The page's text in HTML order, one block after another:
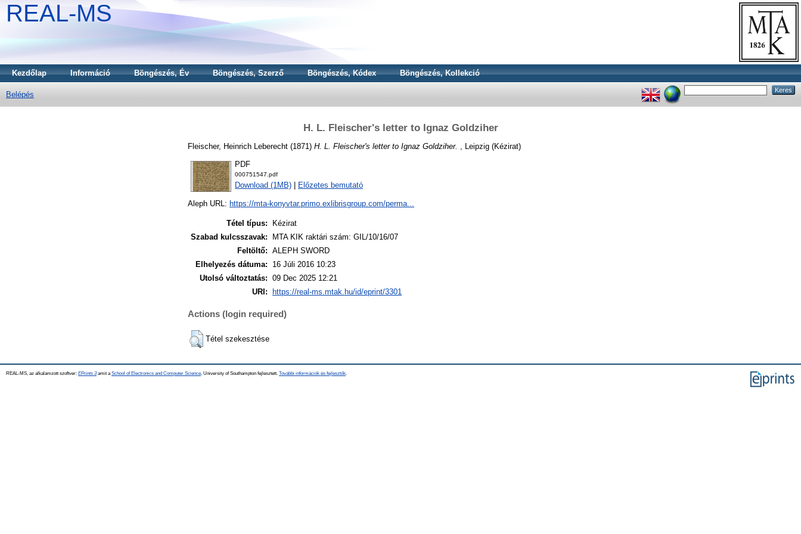
REAL-MS
Kezdőlap Információ Böngészés, Év Böngészés, Szerző Böngészés, Kódex Böngészés, Kollekció
Belépés
H. L. Fleischer's letter to Ignaz Goldziher
Fleischer, Heinrich Leberecht (1871) H. L. Fleischer's letter to Ignaz Goldziher. , Leipzig (Kézirat)
PDF
000751547.pdf
Download (1MB) Előzetes bemutató
Aleph URL: https://mta-konyvtar.primo.exlibrisgroup.com/perma...
Tétel típus:
Kézirat
Szabad kulcsszavak:
MTA KIK raktári szám: GIL/10/16/07
Feltöltő: ALEPH SWORD
Elhelyezés dátuma:
16 Júli 2016 10:23
Utolsó változtatás: 09 Dec 2025 12:21
URI:
https://real-ms.mtak.hu/id/eprint/3301
Actions (login required)
Tétel szekesztése
REAL-MS, az alkalamzott szoftver: EPrints 3amit a School of Electronics and Computer Science , University of Southampton fejlesztett. További információk és fejlesztők